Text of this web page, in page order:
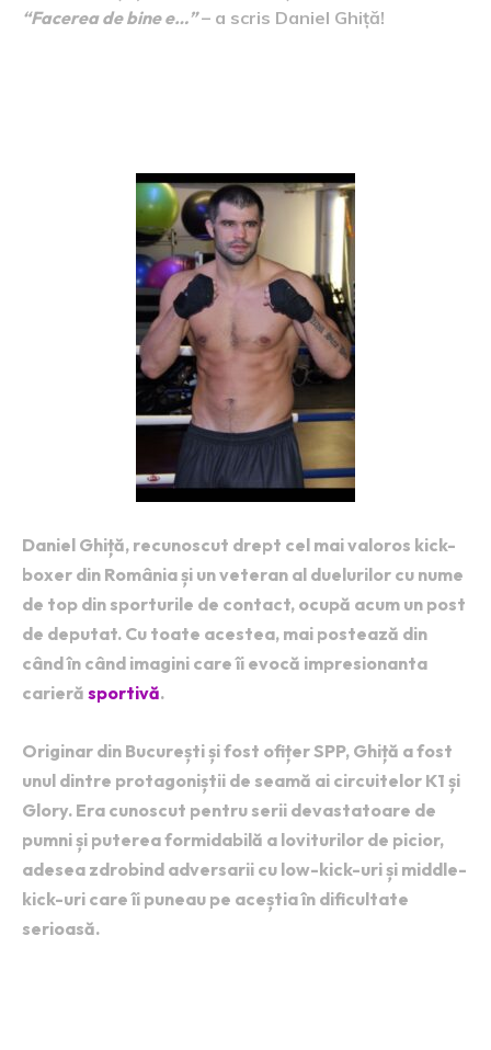
“Facerea de bine e…”– a scris Daniel Ghiţă!
Daniel Ghiță, recunoscut drept cel mai valoros kick-
boxer din România și un veteran al duelurilor cu nume
de top din sporturile de contact, ocupă acum un post
de deputat. Cu toate acestea, mai postează din
când în când imagini care îi evocă impresionanta
carieră sportivă.
Originar din București și fost ofițer SPP, Ghiță a fost
unul dintre protagoniștii de seamă ai circuitelor K1 și
Glory. Era cunoscut pentru serii devastatoare de
pumni și puterea formidabilă a loviturilor de picior,
adesea zdrobind adversarii cu low-kick-uri și middle-
kick-uri care îi puneau pe aceștia în dificultate
serioasă.